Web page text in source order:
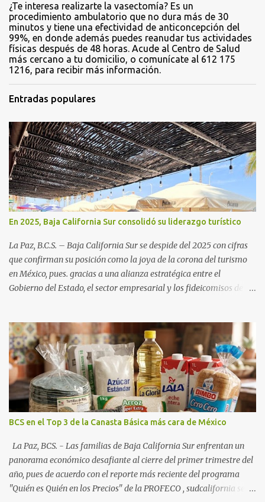
¿Te interesa realizarte la vasectomía? Es un
procedimiento ambulatorio que no dura más de 30
minutos y tiene una efectividad de anticoncepción del
99%, en donde además puedes reanudar tus actividades
físicas después de 48 horas. Acude al Centro de Salud
más cercano a tu domicilio, o comunícate al 612 175
1216, para recibir más información.
Entradas populares
En 2025, Baja California Sur consolidó su liderazgo turístico
La Paz, B.C.S. – Baja California Sur se despide del 2025 con cifras
que confirman su posición como la joya de la corona del turismo
en México, pues. gracias a una alianza estratégica entre el
Gobierno del Estado, el sector empresarial y los fideicomisos de
una derrama económica sin precedentes. Las proyecciones para
este periodo vacacional son optimistas, con un promedio estatal
que supera el 70% . Sin embargo, la sorpresa del año la ha dado el
norte del estado. Comondú encabeza las expectativas con un
impresionante 89% de ocupación, impulsado por el interés
creciente en el turismo de naturaleza. Le siguen destinos
consolidados y emergentes: Los Cabos: 72% promedio (esperando
picos del 79% en Año Nuevo). La Paz: 66%. Loreto: 58%. Mulegé:
54%. "Estamos viendo un fenómeno de diversificación. Ya no solo
vienen por el lujo de Los Cabos, sino por la aut...
BCS en el Top 3 de la Canasta Básica más cara de México
La Paz, BCS. - Las familias de Baja California Sur enfrentan un
panorama económico desafiante al cierre del primer trimestre del
año, pues de acuerdo con el reporte más reciente del programa
"Quién es Quién en los Precios" de la PROFECO , sudcalifornia se